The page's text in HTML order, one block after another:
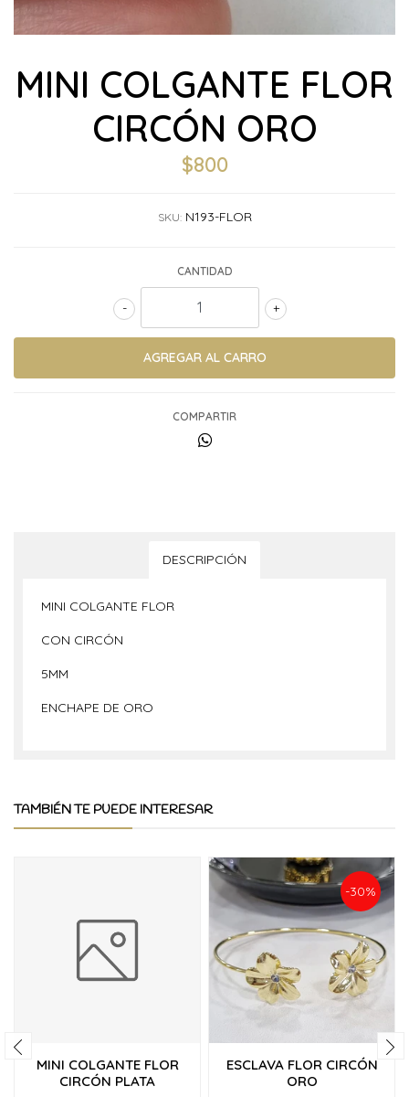
MINI COLGANTE FLOR
CIRCÓN ORO
$800
SKU: N193-FLOR
CANTIDAD
+
-
COMPARTIR
DESCRIPCIÓN
MINI COLGANTE FLOR
CON CIRCÓN
5MM
ENCHAPE DE ORO
TAMBIÉN TE PUEDE INTERESAR
MINI COLGANTE FLOR
CIRCÓN PLATA
-30%
ESCLAVA FLOR CIRCÓN
ORO